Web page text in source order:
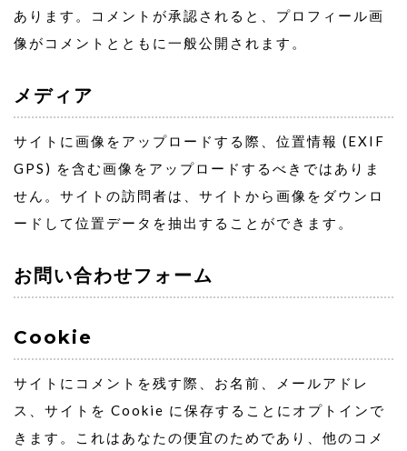
あります。コメントが承認されると、プロフィール画
像がコメントとともに一般公開されます。
メディア
サイトに画像をアップロードする際、位置情報 (EXIF
GPS) を含む画像をアップロードするべきではありま
せん。サイトの訪問者は、サイトから画像をダウンロ
ードして位置データを抽出することができます。
お問い合わせフォーム
Cookie
サイトにコメントを残す際、お名前、メールアドレ
ス、サイトを Cookie に保存することにオプトインで
きます。これはあなたの便宜のためであり、他のコメ